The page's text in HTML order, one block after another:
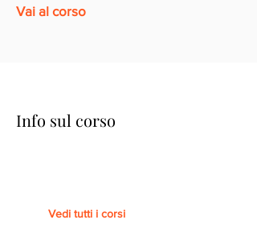
Vai al corso
Info sul corso
Vedi tutti i corsi